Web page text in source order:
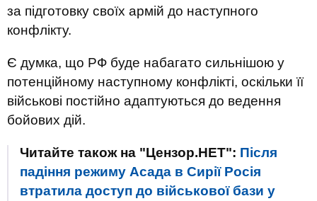
за підготовку своїх армій до наступного
конфлікту.
Є думка, що РФ буде набагато сильнішою у
потенційному наступному конфлікті, оскільки її
військові постійно адаптуються до ведення
бойових дій.
Читайте також на "Цензор.НЕТ": Після
падіння режиму Асада в Сирії Росія
втратила доступ до військової бази у